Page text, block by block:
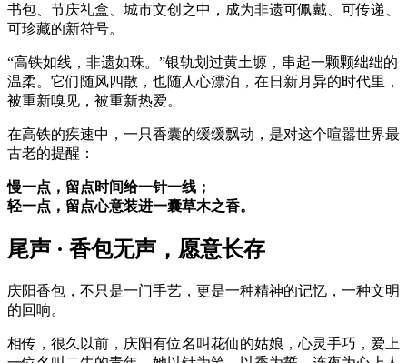
书包、节庆礼盒、城市文创之中，成为非遗可佩戴、可传递、
可珍藏的新符号。
“高铁如线，非遗如珠。”银轨划过黄土塬，串起一颗颗绌绌的
温柔。它们随风四散，也随人心漂泊，在日新月异的时代里，
被重新嗅见，被重新热爱。
在高铁的疾速中，一只香囊的缓缓飘动，是对这个喧嚣世界最
古老的提醒：
慢一点，留点时间给一针一线；
轻一点，留点心意装进一囊草木之香。
尾声 · 香包无声，愿意长存
庆阳香包，不只是一门手艺，更是一种精神的记忆，一种文明
的回响。
相传，很久以前，庆阳有位名叫花仙的姑娘，心灵手巧，爱上